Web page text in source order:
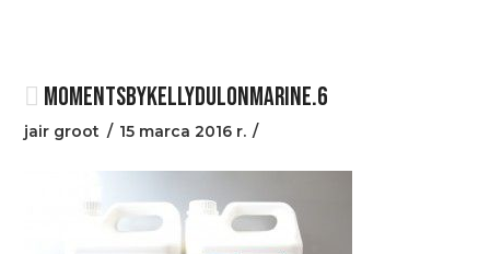
MOMENTSBYKELLYDULONMARINE.6
jair groot 15 marca 2016 r.